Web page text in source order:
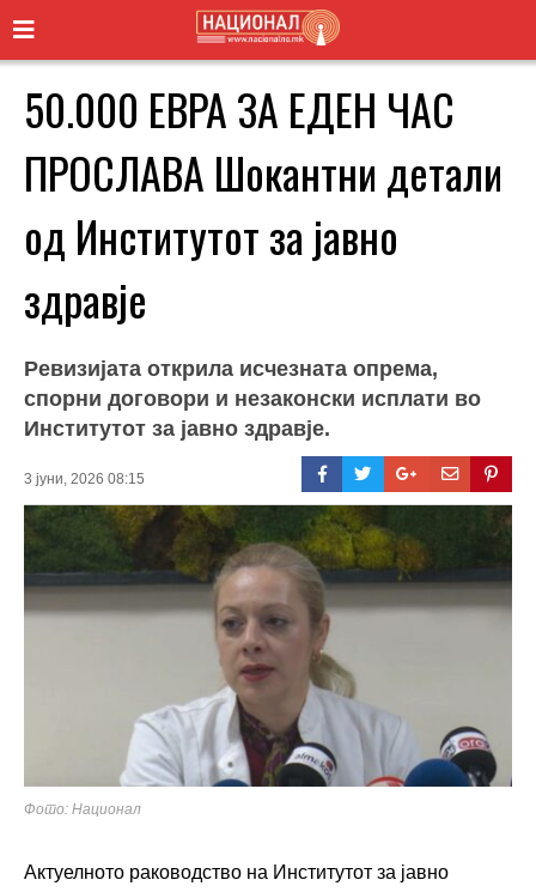
50.000 ЕВРА ЗА ЕДЕН ЧАС
ПРОСЛАВА Шокантни детали
од Институтот за јавно
здравје
Ревизијата открила исчезната опрема,
спорни договори и незаконски исплати во
Институтот за јавно здравје.
3 јуни, 2026 08:15
Фото: Национал
Актуелното раководство на Институтот за јавно